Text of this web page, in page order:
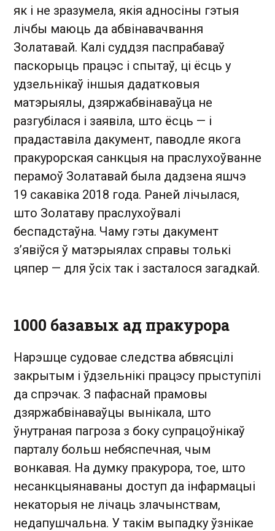
як і не зразумела, якія адносіны гэтыя
лічбы маюць да абвінавачвання
Золатавай. Калі суддзя паспрабаваў
паскорыць працэс і спытаў, ці ёсць у
удзельнікаў іншыя дадатковыя
матэрыялы, дзяржабвінаваўца не
разгубілася і заявіла, што ёсць — і
прадаставіла дакумент, паводле якога
пракурорская санкцыя на праслухоўванне
перамоў Золатавай была дадзена яшчэ
19 сакавіка 2018 года. Раней лічылася,
што Золатаву праслухоўвалі
беспадстаўна. Чаму гэты дакумент
з’явіўся ў матэрыялах справы толькі
цяпер — для ўсіх так і засталося загадкай.
1000 базавых ад пракурора
Нарэшце судовае следства абвясцілі
закрытым і ўдзельнікі працэсу прыступілі
да спрэчак. З пафаснай прамовы
дзяржабвінаваўцы вынікала, што
ўнутраная пагроза з боку супрацоўнікаў
парталу больш небяспечная, чым
вонкавая. На думку пракурора, тое, што
несанкцыянаваны доступ да інфармацыі
некаторыя не лічаць злачынствам,
недапушчальна. У такім выпадку ўзнікае